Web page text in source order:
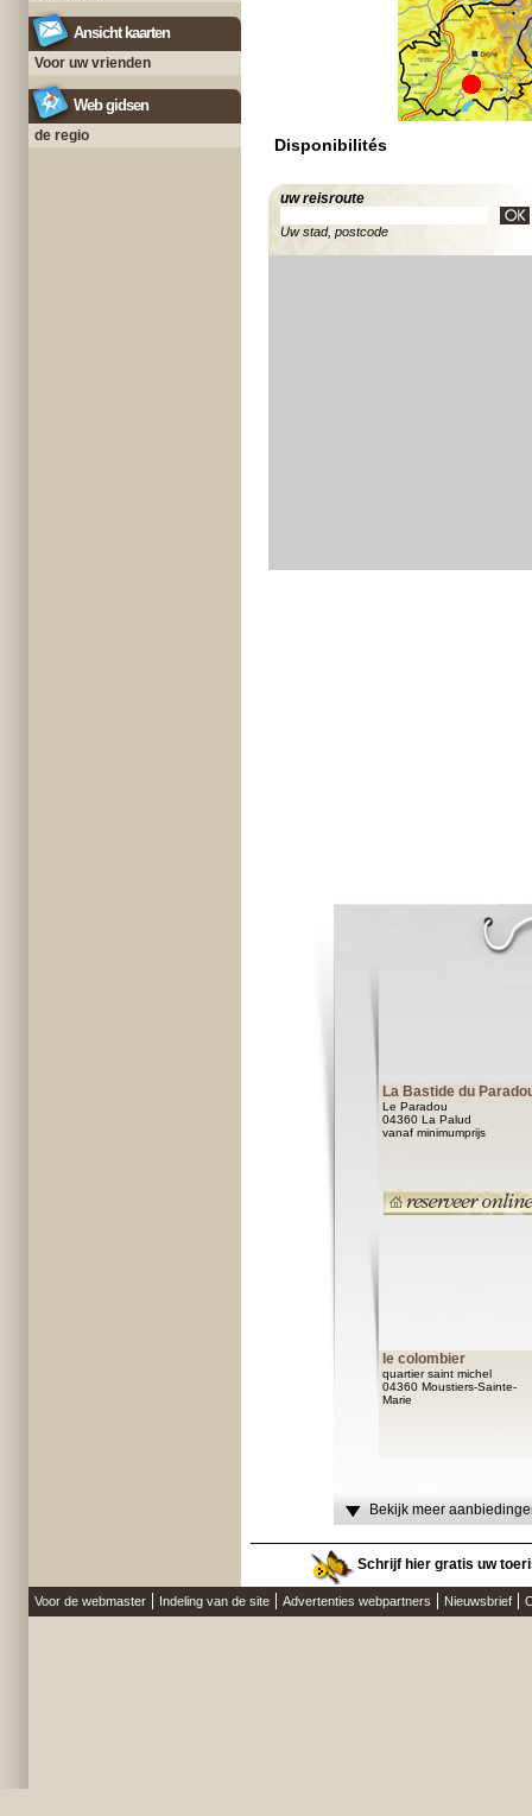
Ansicht kaarten
Voor uw vrienden
Web gidsen
de regio Disponibilités
uw reisroute
Uw stad, postcode
La Bastide du
Le Paradou
04360 La Palud
vanaf minimumprijs
le colombier
quartier saint michel
04360 Moustiers-Sainte-
Marie
Bekijk meer
Schrijf hier gratis uw
Voor de webmaster Indeling van de site Advertenties webpartners Nieuwsbrief